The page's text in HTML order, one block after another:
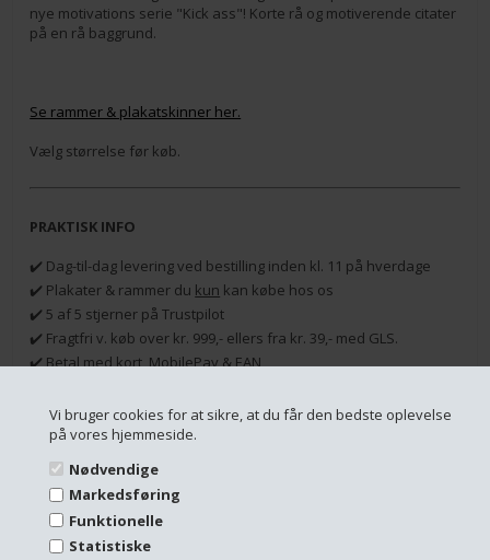
Vi bruger cookies for at sikre, at du får den bedste oplevelse
på vores hjemmeside.
Nødvendige
Markedsføring
Funktionelle
Statistiske
nye motivations serie "Kick ass"! Korte rå og motiverende citater
på en rå baggrund.
Se rammer & plakatskinner her.
Vælg størrelse før køb.
PRAKTISK INFO
✔️ Dag-til-dag levering ved bestilling inden kl. 11 på hverdage
✔️ Plakater & rammer du kun kan købe hos os
✔️ 5 af 5 stjerner på Trustpilot
✔️ Fragtfri v. køb over kr. 999,- ellers fra kr. 39,- med GLS.
✔️ Betal med kort, MobilePay & EAN
RELATEREDE PRODUKTER